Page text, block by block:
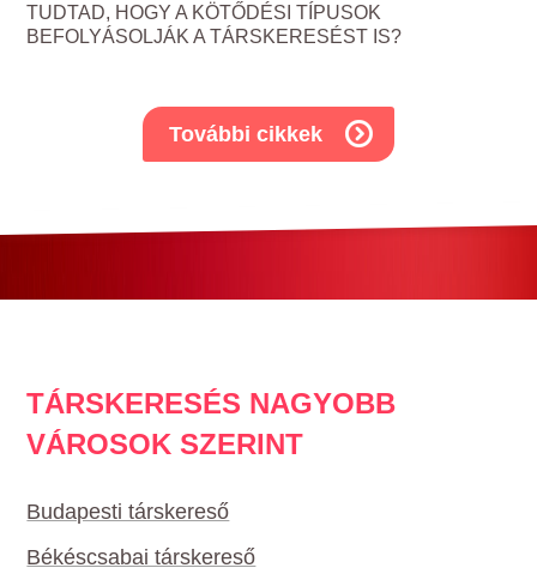
TUDTAD, HOGY A KÖTŐDÉSI TÍPUSOK
BEFOLYÁSOLJÁK A TÁRSKERESÉST IS?
További cikkek
TÁRSKERESÉS NAGYOBB
VÁROSOK SZERINT
Budapesti társkereső
Békéscsabai társkereső